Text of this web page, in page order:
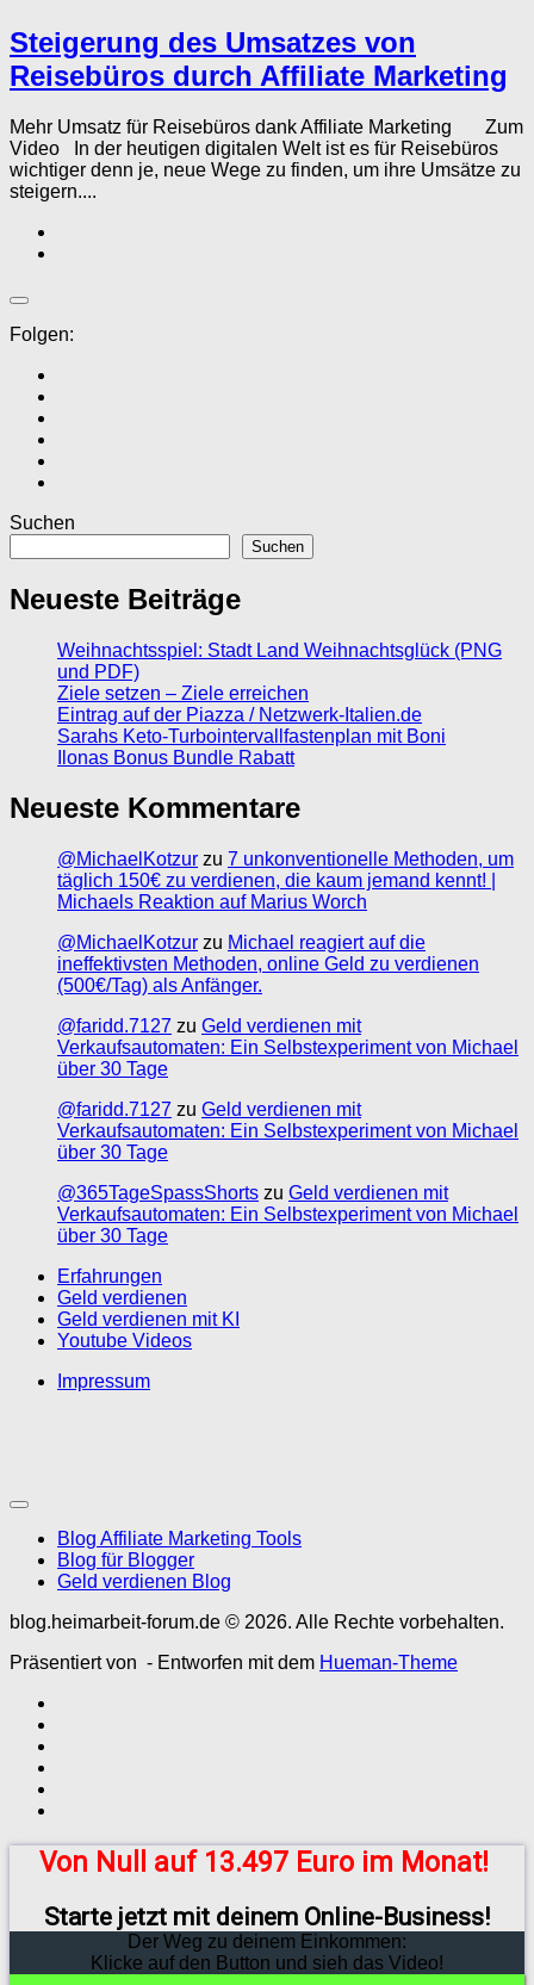
Steigerung des Umsatzes von
Reisebüros durch Affiliate Marketing
Mehr Umsatz für Reisebüros dank Affiliate Marketing Zum
Video In der heutigen digitalen Welt ist es für Reisebüros
wichtiger denn je, neue Wege zu finden, um ihre Umsätze zu
steigern....
Folgen:
Suchen
Suchen
Neueste Beiträge
Weihnachtsspiel: Stadt Land Weihnachtsglück (PNG
und PDF)
Ziele setzen – Ziele erreichen
Eintrag auf der Piazza / Netzwerk-Italien.de
Sarahs Keto-Turbointervallfastenplan mit Boni
Ilonas Bonus Bundle Rabatt
Neueste Kommentare
@MichaelKotzur zu 7 unkonventionelle Methoden, um
täglich 150€ zu verdienen, die kaum jemand kennt! |
Michaels Reaktion auf Marius Worch
@MichaelKotzur zu Michael reagiert auf die
ineffektivsten Methoden, online Geld zu verdienen
(500€/Tag) als Anfänger.
@faridd.7127 zu Geld verdienen mit
Verkaufsautomaten: Ein Selbstexperiment von Michael
über 30 Tage
@faridd.7127 zu Geld verdienen mit
Verkaufsautomaten: Ein Selbstexperiment von Michael
über 30 Tage
@365TageSpassShorts zu Geld verdienen mit
Verkaufsautomaten: Ein Selbstexperiment von Michael
über 30 Tage
Erfahrungen
Geld verdienen
Geld verdienen mit KI
Youtube Videos
Impressum
Blog Affiliate Marketing Tools
Blog für Blogger
Geld verdienen Blog
blog.heimarbeit-forum.de © 2026. Alle Rechte vorbehalten.
Präsentiert von - Entworfen mit dem Hueman-Theme
Von Null auf 13.497 Euro im Monat!
Starte jetzt mit deinem Online-Business!
Der Weg zu deinem Einkommen:
Klicke auf den Button und sieh das Video!